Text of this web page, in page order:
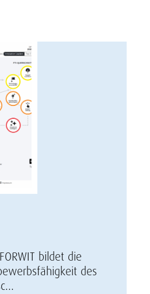
bildet die
des